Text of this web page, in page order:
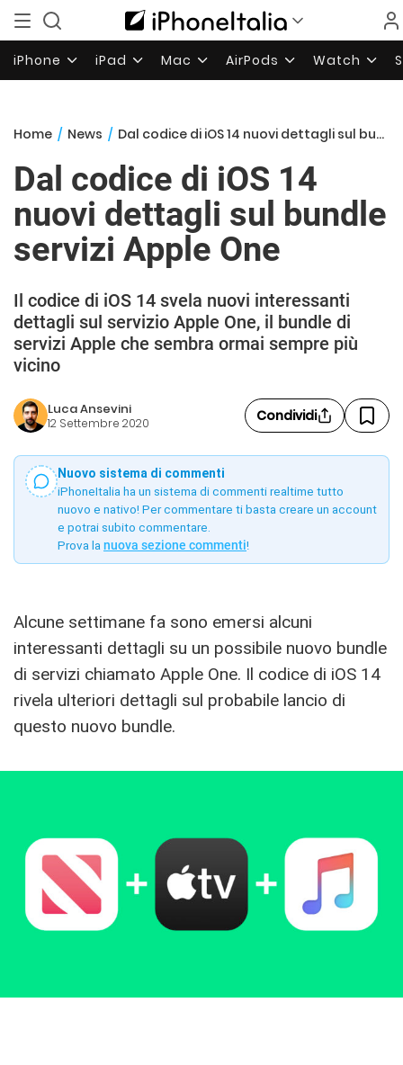
iPhone iPad Mac AirPods Watch
Home / News / Dal codice di iOS 14 nuovi dettagli sul bundle servizi Apple One
Dal codice di iOS 14
nuovi dettagli sul bundle
servizi Apple One
Il codice di iOS 14 svela nuovi interessanti
dettagli sul servizio Apple One, il bundle di
servizi Apple che sembra ormai sempre più
vicino
Luca Ansevini
12 Settembre 2020 Condividi
Nuovo sistema di commenti
iPhoneItalia ha un sistema di commenti realtime tutto
nuovo e nativo! Per commentare ti basta creare un account
e potrai subito commentare.
Prova la nuova sezione commenti!
Alcune settimane fa sono emersi alcuni
interessanti dettagli su un possibile nuovo bundle
di servizi chiamato Apple One. Il codice di iOS 14
rivela ulteriori dettagli sul probabile lancio di
questo nuovo bundle.